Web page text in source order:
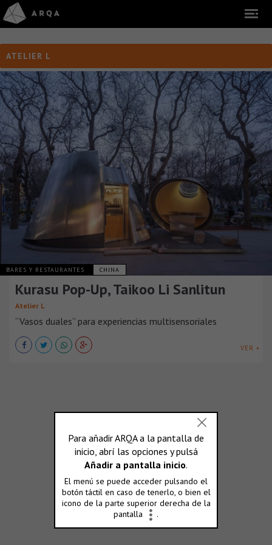
ATELIER L
BARES Y RESTAURANTES CHINA
Kurasu Pop-Up, Taikoo Li Sanlitun
Atelier L
“Vasos duales” para experiencias multisensoriales
VER +